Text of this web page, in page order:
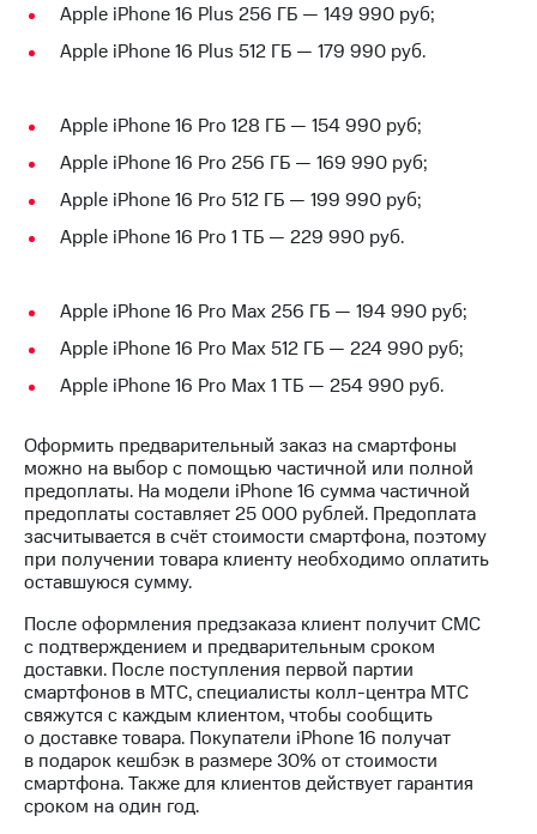
Контроль
аудит
Описание
Программа
приобретения
Порядок
выкупа
Рынок
облигаций
Описание
о
погашении
именных
облигаций
Другое
Регистратор
Контакты
развитие
деловая этика
На главную
Apple iPhone 16 Plus 256 ГБ — 149 990 руб;
Apple iPhone 16 Plus 512 ГБ — 179 990 руб.
Apple iPhone 16 Pro 128 ГБ — 154 990 руб;
Apple iPhone 16 Pro 256 ГБ — 169 990 руб;
Apple iPhone 16 Pro 512 ГБ — 199 990 руб;
Apple iPhone 16 Pro 1 ТБ — 229 990 руб.
Apple iPhone 16 Pro Max 256 ГБ — 194 990 руб;
Apple iPhone 16 Pro Max 512 ГБ — 224 990 руб;
Apple iPhone 16 Pro Max 1 ТБ — 254 990 руб.
Оформить предварительный заказ на смартфоны
можно на выбор с помощью частичной или полной
предоплаты. На модели iPhone 16 сумма частичной
предоплаты составляет 25 000 рублей. Предоплата
засчитывается в счёт стоимости смартфона, поэтому
при получении товара клиенту необходимо оплатить
оставшуюся сумму.
После оформления предзаказа клиент получит СМС
с подтверждением и предварительным сроком
доставки. После поступления первой партии
смартфонов в МТС, специалисты колл-центра МТС
свяжутся с каждым клиентом, чтобы сообщить
о доставке товара. Покупатели iPhone 16 получат
в подарок кешбэк в размере 30% от стоимости
смартфона. Также для клиентов действует гарантия
сроком на один год.